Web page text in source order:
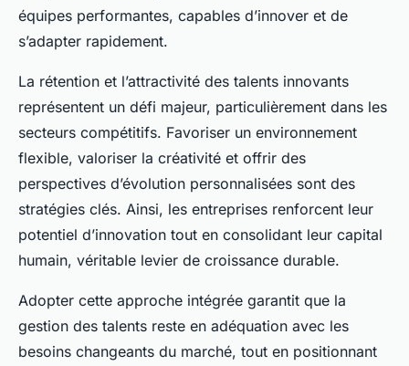
équipes performantes, capables d’innover et de
s’adapter rapidement.
La rétention et l’attractivité des talents innovants
représentent un défi majeur, particulièrement dans les
secteurs compétitifs. Favoriser un environnement
flexible, valoriser la créativité et offrir des
perspectives d’évolution personnalisées sont des
stratégies clés. Ainsi, les entreprises renforcent leur
potentiel d’innovation tout en consolidant leur capital
humain, véritable levier de croissance durable.
Adopter cette approche intégrée garantit que la
gestion des talents reste en adéquation avec les
besoins changeants du marché, tout en positionnant